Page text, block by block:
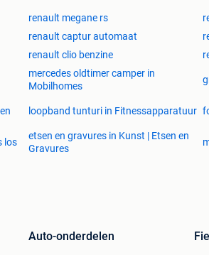
renault megane rs
renault captur automaat
renault clio benzine
mercedes oldtimer camper in
Mobilhomes
loopband tunturi in Fitnessapparatuur
los
etsen en gravures in Kunst | Etsen en
Gravures
Auto-onderdelen